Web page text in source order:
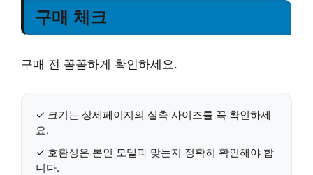
구매 체크
구매 전 꼼꼼하게 확인하세요.
✓ 크기는 상세페이지의 실측 사이즈를 꼭 확인하세
요.
✓ 호환성은 본인 모델과 맞는지 정확히 확인해야 합
니다.